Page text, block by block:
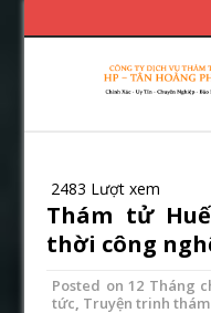
2483 Lượt xem
Thám tử
thời công
Posted on 12 Tháng
tức, Truyện trinh thám